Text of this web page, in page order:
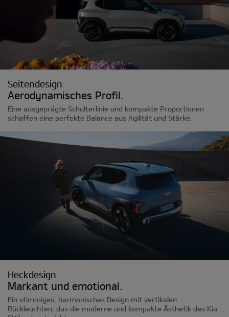
Seitendesign
Aerodynamisches Profil.
Eine ausgeprägte Schulterlinie und kompakte Proportionen
schaffen eine perfekte Balance aus Agilität und Stärke.
Heckdesign
Markant und emotional.
Ein stimmiges, harmonisches Design mit vertikalen
Rückleuchten, das die moderne und kompakte Ästhetik des Kia